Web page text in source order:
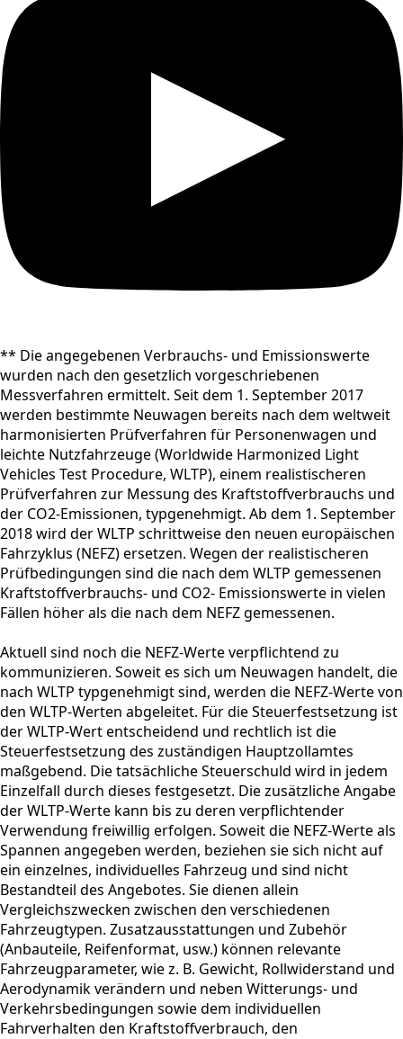
** Die angegebenen Verbrauchs- und Emissionswerte
wurden nach den gesetzlich vorgeschriebenen
Messverfahren ermittelt. Seit dem 1. September 2017
werden bestimmte Neuwagen bereits nach dem weltweit
harmonisierten Prüfverfahren für Personenwagen und
leichte Nutzfahrzeuge (Worldwide Harmonized Light
Vehicles Test Procedure, WLTP), einem realistischeren
Prüfverfahren zur Messung des Kraftstoffverbrauchs und
der CO2-Emissionen, typgenehmigt. Ab dem 1. September
2018 wird der WLTP schrittweise den neuen europäischen
Fahrzyklus (NEFZ) ersetzen. Wegen der realistischeren
Prüfbedingungen sind die nach dem WLTP gemessenen
Kraftstoffverbrauchs- und CO2- Emissionswerte in vielen
Fällen höher als die nach dem NEFZ gemessenen.
Aktuell sind noch die NEFZ-Werte verpflichtend zu
kommunizieren. Soweit es sich um Neuwagen handelt, die
nach WLTP typgenehmigt sind, werden die NEFZ-Werte von
den WLTP-Werten abgeleitet. Für die Steuerfestsetzung ist
der WLTP-Wert entscheidend und rechtlich ist die
Steuerfestsetzung des zuständigen Hauptzollamtes
maßgebend. Die tatsächliche Steuerschuld wird in jedem
Einzelfall durch dieses festgesetzt. Die zusätzliche Angabe
der WLTP-Werte kann bis zu deren verpflichtender
Verwendung freiwillig erfolgen. Soweit die NEFZ-Werte als
Spannen angegeben werden, beziehen sie sich nicht auf
ein einzelnes, individuelles Fahrzeug und sind nicht
Bestandteil des Angebotes. Sie dienen allein
Vergleichszwecken zwischen den verschiedenen
Fahrzeugtypen. Zusatzausstattungen und Zubehör
(Anbauteile, Reifenformat, usw.) können relevante
Fahrzeugparameter, wie z. B. Gewicht, Rollwiderstand und
Aerodynamik verändern und neben Witterungs- und
Verkehrsbedingungen sowie dem individuellen
Fahrverhalten den Kraftstoffverbrauch, den